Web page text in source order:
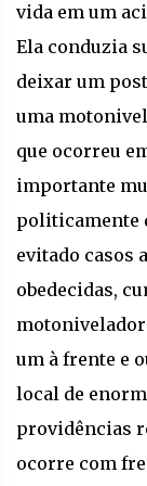
vida em um
Ela conduzia
deixar um
uma
que ocorreu
importante
politicamente
evitado casos
obedecidas,
um à frente e
local de
providências
ocorre com